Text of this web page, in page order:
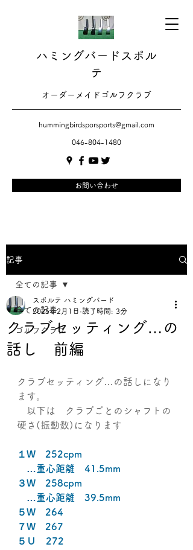
ハミングバードスポル
テ
​​オーダーメイドゴルフクラブ
hummingbirdsporsports@gmail.com
046-804-1480
お問い合わせ
記事
全ての記事
ゴルフクラブ
全ての記事
クラブセッティング…の
話し 前編
スポルテ ハミングバード
2025年2月1日 読了時間: 3分
クラブセッティング…の話しになり
ます。
以下は　クラブごとのシャフトの
硬さ(振動数)になります
１W　252cpm
…重心距離　41.5mm
３W　258cpm
…重心距離　39.5mm
５W　264
７W　267
５Ｕ　272